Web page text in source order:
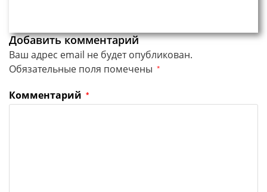
Добавить комментарий
Ваш адрес email не будет опубликован.
Обязательные поля помечены *
Комментарий *